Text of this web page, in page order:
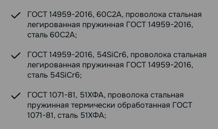
ГОСТ 14959-2016, 60С2А, проволока стальная
легированная пружинная ГОСТ 14959-2016,
сталь 60С2А;
ГОСТ 14959-2016, 54SiCr6, проволока стальная
легированная пружинная ГОСТ 14959-2016,
сталь 54SiCr6;
ГОСТ 1071-81, 51ХФА, проволока стальная
пружинная термически обработанная ГОСТ
1071-81, сталь 51ХФА;